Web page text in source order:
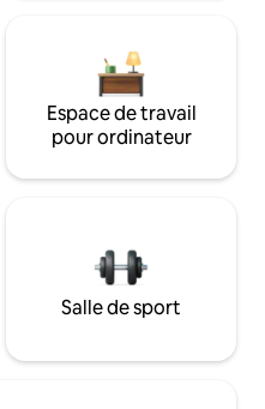
Espace de travail
pour ordinateur
Salle de sport